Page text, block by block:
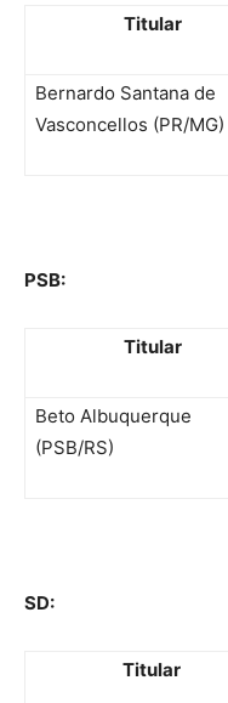
Titular
Bernardo Santana de
Vasconcellos (PR/MG)
PSB:
Titular
Beto Albuquerque
(PSB/RS)
SD:
Titular